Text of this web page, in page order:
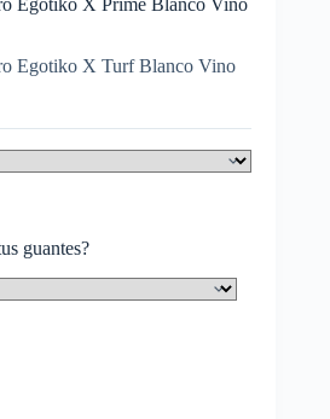
Egotiko X Prime Blanco Vino
Egotiko X Turf Blanco Vino
guantes?